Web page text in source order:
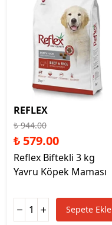
REFLEX
₺ 944.00
₺ 579.00
Reflex Biftekli 3 kg
Yavru Köpek Maması
Sepete Ekle